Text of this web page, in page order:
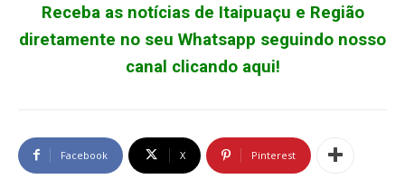
Receba as notícias de Itaipuaçu e Região
diretamente no seu Whatsapp seguindo nosso
canal clicando aqui!
Facebook X Pinterest